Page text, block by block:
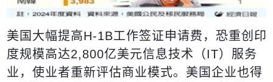
美国 大幅提高H-1B工作签证申请费，恐重创 印
度规模高达2,800亿美元信息技术（IT）服务
业，使业者重新评估商业模式。美国企业也得